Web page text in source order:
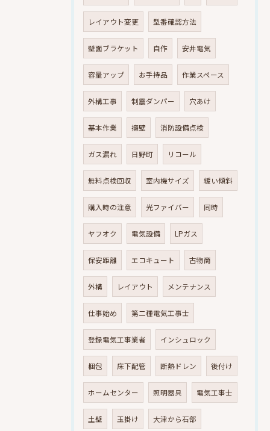
レイアウト変更 型番確認方法
壁面ブラケット 自作 安井電気
容量アップ お手持品 作業スペース
外構工事 制震ダンパー 穴あけ
基本作業 擁壁 消防設備点検
ガス漏れ 日野町 リコール
無料点検回収 室内機サイズ 緩い傾斜
購入時の注意 光ファイバー 同時
ヤフオク 電気設備 LPガス
保安距離 エコキュート 古物商
外構 レイアウト メンテナンス
仕事始め 第二種電気工事士
登録電気工事業者 インシュロック
梱包 床下配管 断熱ドレン 後付け
ホームセンター 照明器具 電気工事士
土壁 玉掛け 大津から石部